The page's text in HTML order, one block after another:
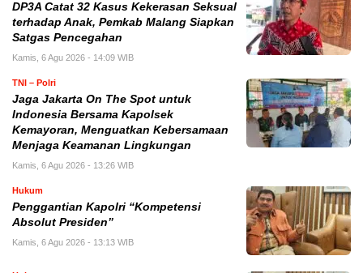
DP3A Catat 32 Kasus Kekerasan Seksual
terhadap Anak, Pemkab Malang Siapkan
Satgas Pencegahan
Kamis, 6 Agu 2026 - 14:09 WIB
TNI – Polri
Jaga Jakarta On The Spot untuk
Indonesia Bersama Kapolsek
Kemayoran, Menguatkan Kebersamaan
Menjaga Keamanan Lingkungan
Kamis, 6 Agu 2026 - 13:26 WIB
Hukum
Penggantian Kapolri “Kompetensi
Absolut Presiden”
Kamis, 6 Agu 2026 - 13:13 WIB